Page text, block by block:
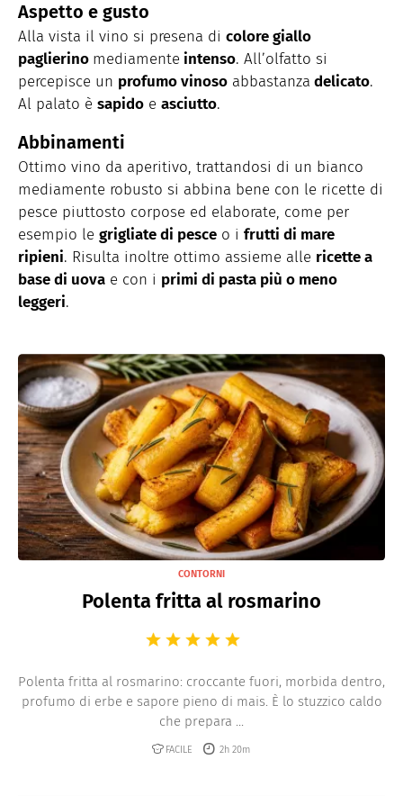
Aspetto e gusto
Alla vista il vino si presena di colore giallo
paglierino mediamente intenso. All’olfatto si
percepisce un profumo vinoso abbastanza delicato.
Al palato è sapido e asciutto.
Abbinamenti
Ottimo vino da aperitivo, trattandosi di un bianco
mediamente robusto si abbina bene con le ricette di
pesce piuttosto corpose ed elaborate, come per
esempio le grigliate di pesce o i frutti di mare
ripieni. Risulta inoltre ottimo assieme alle ricette a
base di uova e con i primi di pasta più o meno
leggeri.
CONTORNI
Polenta fritta al rosmarino
Polenta fritta al rosmarino: croccante fuori, morbida dentro,
profumo di erbe e sapore pieno di mais. È lo stuzzico caldo
che prepara ...
FACILE 2h 20m